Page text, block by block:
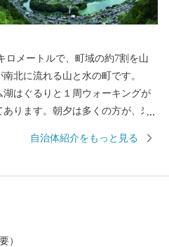
メートルで、町域の約7割を山
北に流れる山と水の町です。
はぐるりと１周ウォーキングが
ります。朝夕は多くの方が、米
景色などなど、を楽しみなが
最近は、気軽に山歩きができる
自治体紹介をもっと見る
）